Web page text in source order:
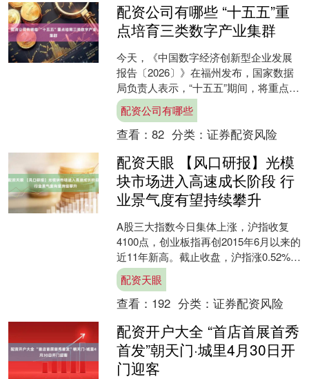
配资公司有哪些 “十五五”重
点培育三类数字产业集群
今天，《中国数字经济创新型企业发展
报告〔2026〕》在福州发布，国家数据
局负责人表示，“十五五”期间，将重点培
育三类数字产业集群。 据了解，国家数
据局今年已会同....
配资公司有哪些
查看： 82 分类： 证券配资风险
配资天眼 【风口研报】光模
块市场进入高速成长阶段 行
业景气度有望持续攀升
A股三大指数今日集体上涨，沪指收复
4100点，创业板指再创2015年6月以来的
近11年新高。截止收盘，沪指涨0.52%，
深证成指涨1.30%，创业板指涨1.73....
配资天眼
查看： 192 分类： 证券配资风险
配资开户大全 “首店首展首秀
首发”朝天门·城里4月30日开
门迎客